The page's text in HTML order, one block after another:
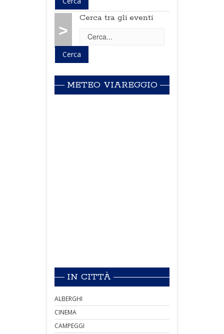
>
Cerca tra gli eventi
METEO VIAREGGIO
IN CITTÀ
ALBERGHI
CINEMA
CAMPEGGI